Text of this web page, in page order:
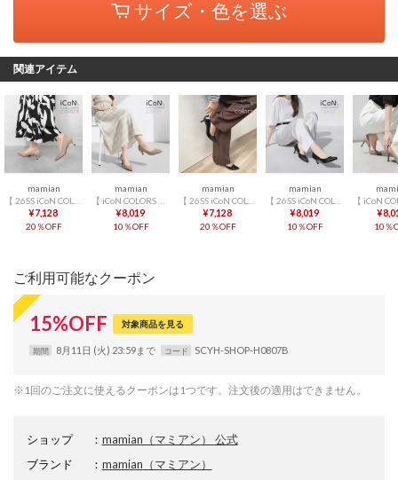
サイズ・色を選ぶ
関連アイテム
mamian
¥7,128
20％OFF
mamian
¥8,019
10％OFF
mamian
¥7,128
20％OFF
mamian
¥8,019
10％OFF
10％
ご利用可能なクーポン
15%OFF 対象商品を見る
期間 8月11日 (火) 23:59まで コード SCYH-SHOP-H0807B
※1回のご注文に使えるクーポンは1つです。注文後の適用はできません。
ショップ ： mamian（マミアン） 公式
ブランド
： mamian （マミアン）